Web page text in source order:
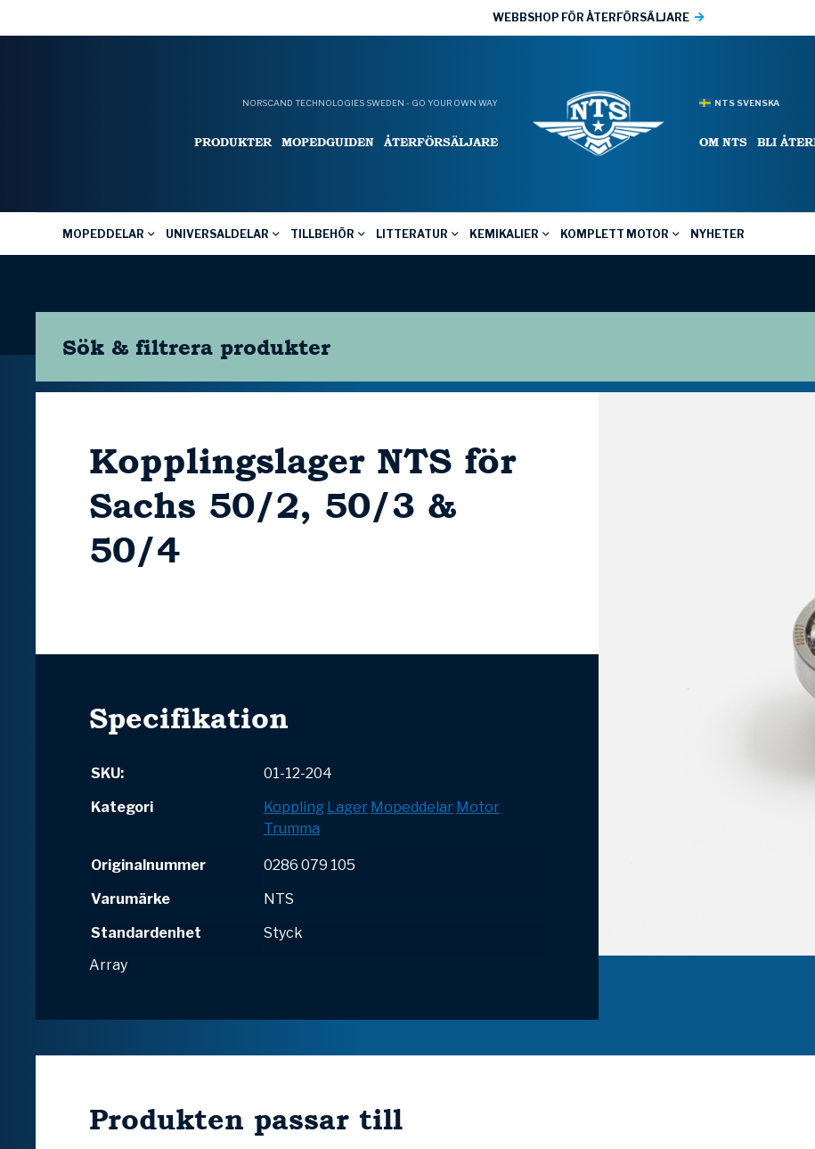
WEBBSHOP FÖR ÅTERFÖRSÄLJARE
NORSCAND TECHNOLOGIES SWEDEN - GO YOUR OWN WAY
PRODUKTER MOPEDGUIDEN ÅTERFÖRSÄLJARE
NTS SVENSKA
OM NTS BLI
MOPEDDELAR UNIVERSALDELAR TILLBEHÖR LITTERATUR KEMIKALIER KOMPLETT MOTOR NYHETER
Sök & filtrera produkter
Kopplingslager NTS för
Sachs 50/2, 50/3 &
50/4
Specifikation
SKU:
01-12-204
Kategori
Koppling Lager Mopeddelar Motor
Trumma
Originalnummer
0286 079 105
Varumärke
NTS
Standardenhet
Styck
Array
Produkten passar till